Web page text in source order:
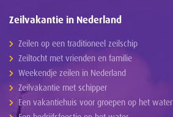
Zeilvakantie in Nederland
Zeilen op een traditioneel zeilschip
Zeiltocht met vrienden en familie
Weekendje zeilen in Nederland
Zeilvakantie met schipper
Een vakantiehuis voor groepen op het water